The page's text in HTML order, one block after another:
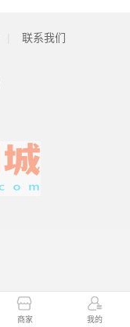
商家 我的
联系我们